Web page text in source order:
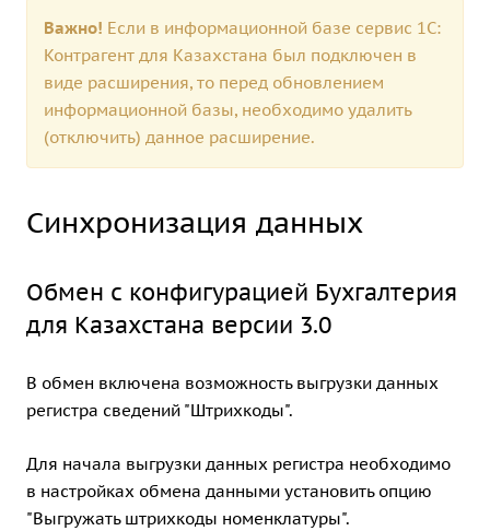
Важно! Если в информационной базе сервис 1С:
Контрагент для Казахстана был подключен в
виде расширения, то перед обновлением
информационной базы, необходимо удалить
(отключить) данное расширение.
Синхронизация данных
Обмен с конфигурацией Бухгалтерия
для Казахстана версии 3.0
В обмен включена возможность выгрузки данных
регистра сведений "Штрихкоды".
Для начала выгрузки данных регистра необходимо
в настройках обмена данными установить опцию
"Выгружать штрихкоды номенклатуры".